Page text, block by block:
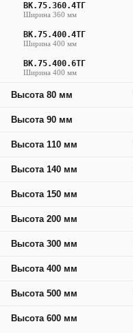
ВК.75.360.4ТГ
Ширина 360 мм
ВК.75.400.4ТГ
Ширина 400 мм
ВК.75.400.6ТГ
Ширина 400 мм
Высота 80 мм
Высота 90 мм
Высота 110 мм
Высота 140 мм
Высота 150 мм
Высота 200 мм
Высота 300 мм
Высота 400 мм
Высота 500 мм
Высота 600 мм